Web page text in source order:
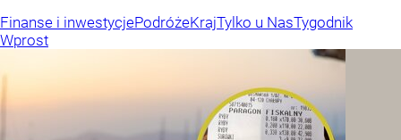
Finanse i inwestycjePodróżeKrajTylko u NasTygodnik
Wprost